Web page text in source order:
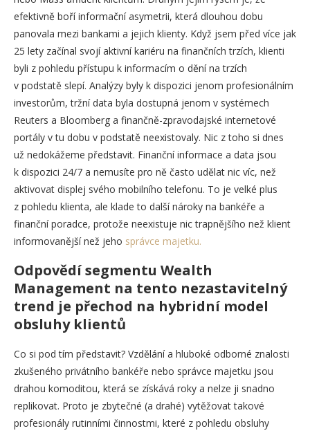
efektivně boří informační asymetrii, která dlouhou dobu
panovala mezi bankami a jejich klienty. Když jsem před více jak
25 lety začínal svojí aktivní kariéru na finančních trzích, klienti
byli z pohledu přístupu k informacím o dění na trzích
v podstatě slepí. Analýzy byly k dispozici jenom profesionálním
investorům, tržní data byla dostupná jenom v systémech
Reuters a Bloomberg a finančně-zpravodajské internetové
portály v tu dobu v podstatě neexistovaly. Nic z toho si dnes
už nedokážeme představit. Finanční informace a data jsou
k dispozici 24/7 a nemusíte pro ně často udělat nic víc, než
aktivovat displej svého mobilního telefonu. To je velké plus
z pohledu klienta, ale klade to další nároky na bankéře a
finanční poradce, protože neexistuje nic trapnějšího než klient
informovanější než jeho správce majetku.
Odpovědí segmentu Wealth
Management na tento nezastavitelný
trend je přechod na hybridní model
obsluhy klientů
Co si pod tím představit? Vzdělání a hluboké odborné znalosti
zkušeného privátního bankéře nebo správce majetku jsou
drahou komoditou, která se získává roky a nelze ji snadno
replikovat. Proto je zbytečné (a drahé) vytěžovat takové
profesionály rutinními činnostmi, které z pohledu obsluhy